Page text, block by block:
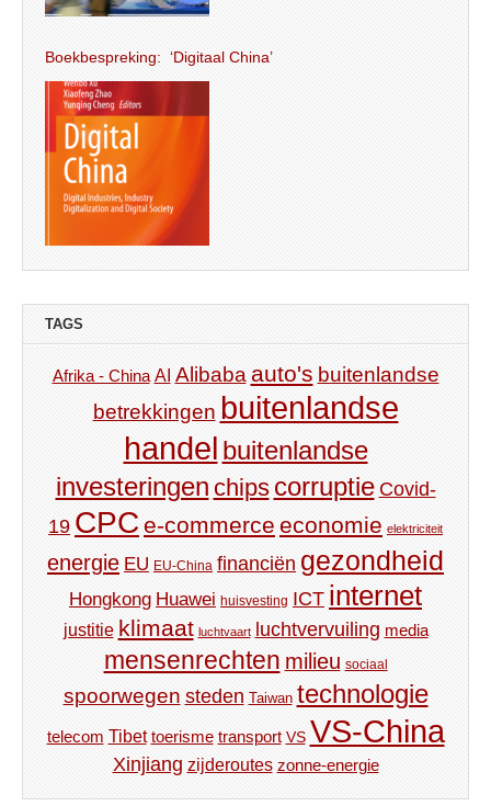
Boekbespreking: ‘Digitaal China’
TAGS
Afrika - China AI Alibaba auto's buitenlandse
betrekkingen buitenlandse
handel buitenlandse
investeringen chips corruptie Covid-
19 CPC e-commerce economie elektriciteit
energie EU EU-China financiën gezondheid
Hongkong Huawei huisvesting ICT internet
justitie klimaat luchtvaart luchtvervuiling media
mensenrechten milieu sociaal
spoorwegen steden Taiwan technologie
telecom Tibet toerisme transport VS VS-China
Xinjiang zijderoutes zonne-energie